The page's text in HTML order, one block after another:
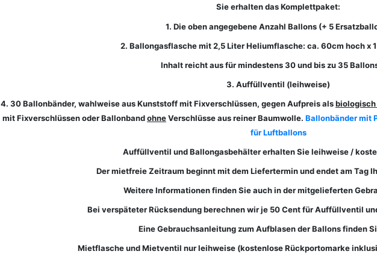
Sie erhalten das Komplettpaket:
1. Die oben angegebene Anzahl Ballons (+ 5
2. Ballongasflasche mit 2,5 Liter Heliumflasche: ca. 60cm hoch x
Inhalt reicht aus für mindestens 30 und bis zu 35
3. Auffüllventil (leihweise)
4. 30 Ballonbänder, wahlweise aus Kunststoff mit Fixverschlüssen, gegen Aufpreis alsbiologisch
mit Fixverschlüssen oder BallonbandohneVerschlüsse aus reiner Baumwolle. Ballonbänder mit
für Luftballons
Auffüllventil und Ballongasbehälter erhalten Sie leihweise /
Der mietfreie Zeitraum beginnt mit dem Liefertermin und endet am Tag
Weitere Informationen finden Sie auch in der mitgelieferten
Bei verspäteter Rücksendung berechnen wir je 50 Cent für Auffüllventil
Eine Gebrauchsanleitung zum Aufblasen der Ballons finden
Mietflasche und Mietventil nur leihweise (kostenlose Rückportomarke